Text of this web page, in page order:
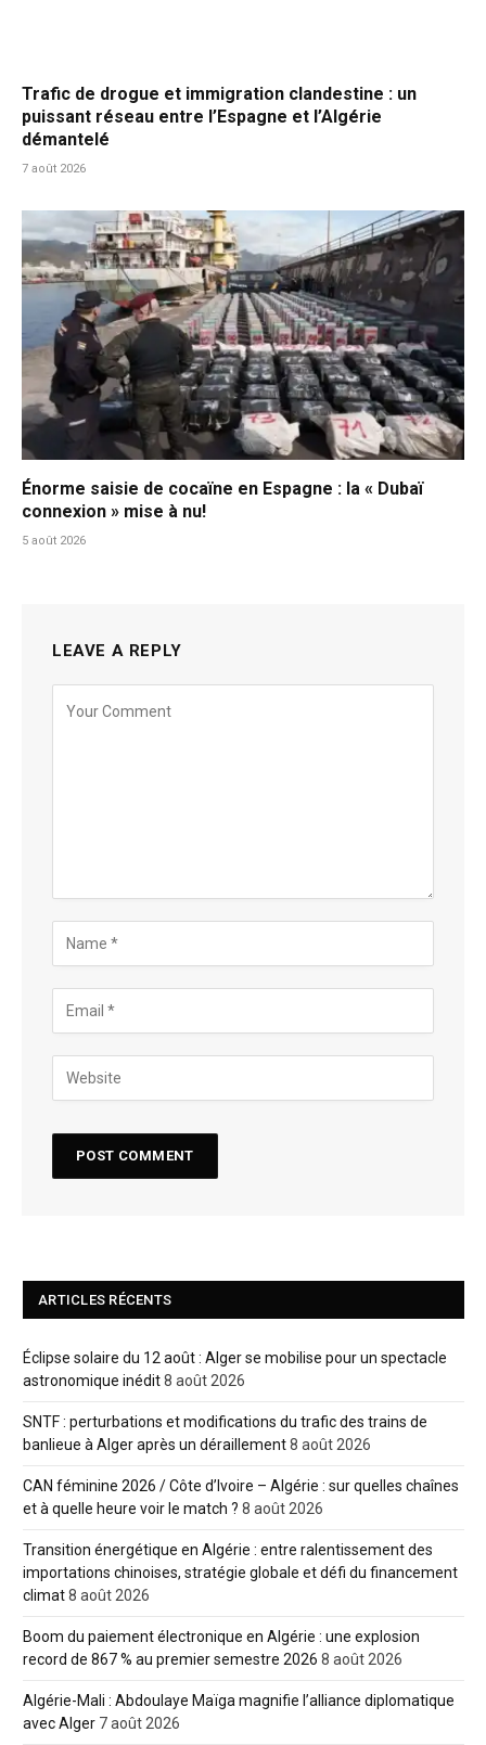
Trafic de drogue et immigration clandestine : un
puissant réseau entre l’Espagne et l’Algérie
démantelé
7 août 2026
Énorme saisie de cocaïne en Espagne : la « Dubaï
connexion » mise à nu!
5 août 2026
LEAVE A REPLY
ARTICLES RÉCENTS
Éclipse solaire du 12 août : Alger se mobilise pour un spectacle
astronomique inédit8 août 2026
SNTF : perturbations et modifications du trafic des trains de
banlieue à Alger après un déraillement8 août 2026
CAN féminine 2026 / Côte d’Ivoire – Algérie : sur quelles chaînes
et à quelle heure voir le match ? 8 août 2026
Transition énergétique en Algérie : entre ralentissement des
importations chinoises, stratégie globale et défi du financement
climat8 août 2026
Boom du paiement électronique en Algérie : une explosion
record de 867 % au premier semestre 2026 8 août 2026
Algérie-Mali : Abdoulaye Maïga magnifie l’alliance diplomatique
avec Alger 7 août 2026